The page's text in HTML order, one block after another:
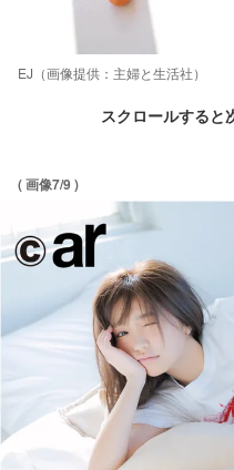
EJ（画像提供：主婦と生活社）
スクロールすると
( 画像7/9 )